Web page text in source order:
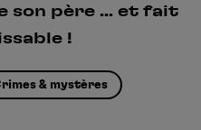
son père ... et fait
!
& mystères